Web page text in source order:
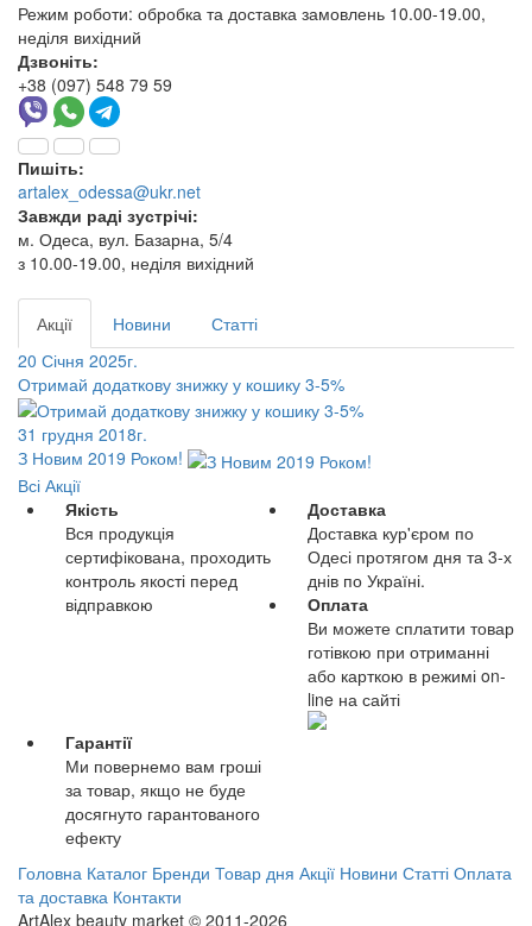
Режим роботи: обробка та доставка замовлень 10.00-19.00,
неділя вихідний
Дзвоніть:
+38 (097) 548 79 59
Пишіть:
artalex_odessa@ukr.net
Завжди раді зустрічі:
м. Одеса, вул. Базарна, 5/4
з 10.00-19.00, неділя вихідний
Акції Новини
Статті
20 Січня 2025г.
Отримай додаткову знижку у кошику 3-5%
31 грудня 2018г.
З Новим 2019 Роком!
Всі Акції
Якість
Вся продукція
сертифікована, проходить
контроль якості перед
відправкою
Доставка
Доставка кур'єром по
Одесі протягом дня та 3-х
днів по Україні.
Оплата
Ви можете сплатити товар
готівкою при отриманні
або карткою в режимі on-
line на сайті
Гарантії
Ми повернемо вам гроші
за товар, якщо не буде
досягнуто гарантованого
ефекту
Головна Каталог Бренди Товар дня Акції Новини Статті Оплата
та доставка Контакти
ArtAlex beauty market © 2011-2026